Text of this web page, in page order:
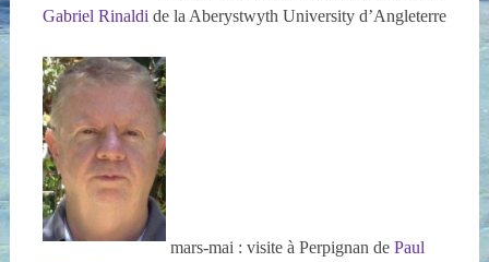
Gabriel Rinaldi de la Aberystwyth University d’Angleterre
mars-mai : visite à Perpignan de Paul